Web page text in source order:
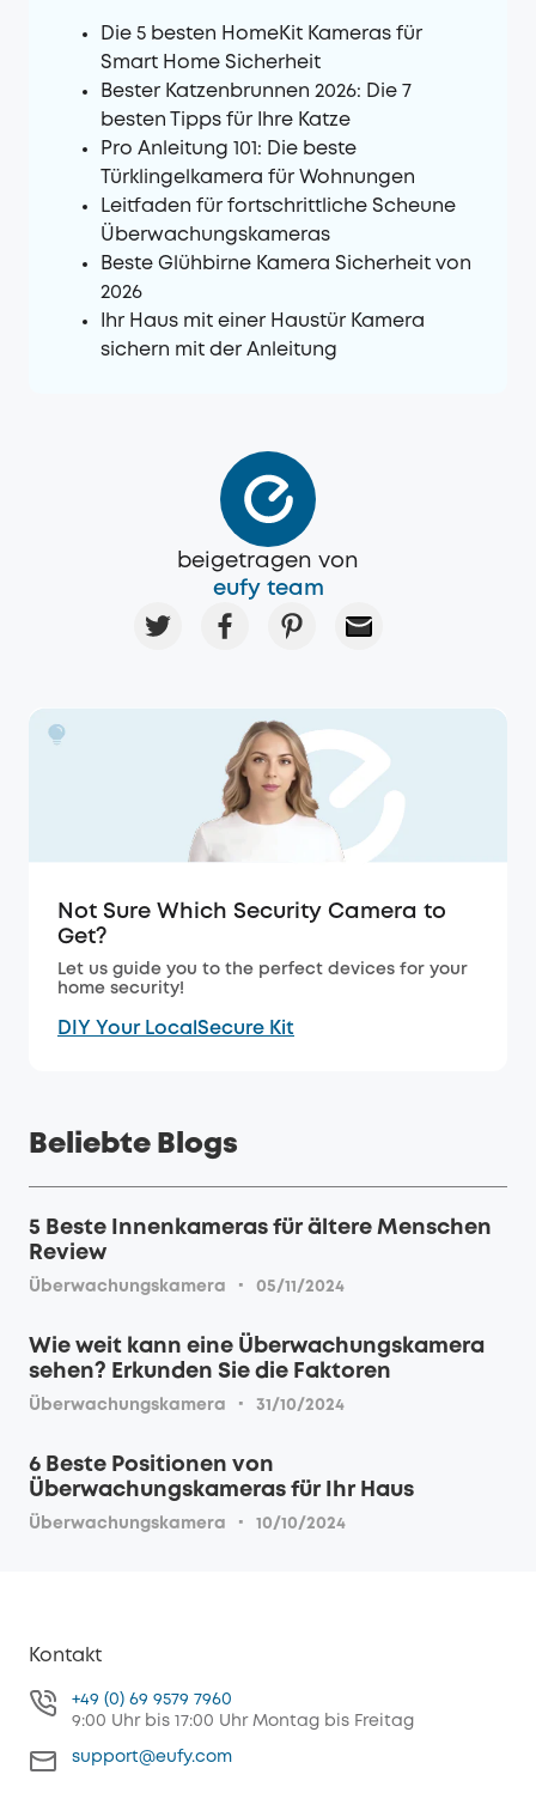
Die 5 besten HomeKit Kameras für
Smart Home Sicherheit
Bester Katzenbrunnen 2026: Die 7
besten Tipps für Ihre Katze
Pro Anleitung 101: Die beste
Türklingelkamera für Wohnungen
Leitfaden für fortschrittliche Scheune
Überwachungskameras
Beste Glühbirne Kamera Sicherheit von
2026
Ihr Haus mit einer Haustür Kamera
sichern mit der Anleitung
beigetragen von
eufy team
Not Sure Which Security Camera to
Get?
Let us guide you to the perfect devices for your
home security!
DIY Your LocalSecure Kit
Beliebte Blogs
5 Beste Innenkameras für ältere Menschen
Review
Überwachungskamera · 05/11/2024
Wie weit kann eine Überwachungskamera
sehen? Erkunden Sie die Faktoren
Überwachungskamera · 31/10/2024
6 Beste Positionen von
Überwachungskameras für Ihr Haus
Überwachungskamera · 10/10/2024
Kontakt
+49 (0) 69 9579 7960
9:00 Uhr bis 17:00 Uhr Montag bis Freitag
support@eufy.com